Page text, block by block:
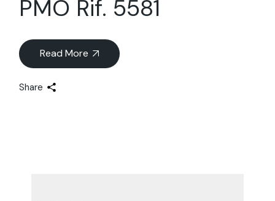
PMO Rif. 5581
Read More
Share